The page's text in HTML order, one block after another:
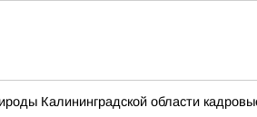
Калининградской области